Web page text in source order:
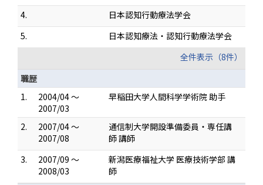
4.
日本認知行動療法学会
5.
日本認知療法・認知行動療法学会
全件表示（8件）
職歴
1.
2004/04 ～
2007/03
早稲田大学人間科学学術院 助手
2.
2007/04 ～
2007/08
通信制大学開設準備委員・専任講
師 講師
3.
2007/09 ～
2008/03
新潟医療福祉大学 医療技術学部 講
師